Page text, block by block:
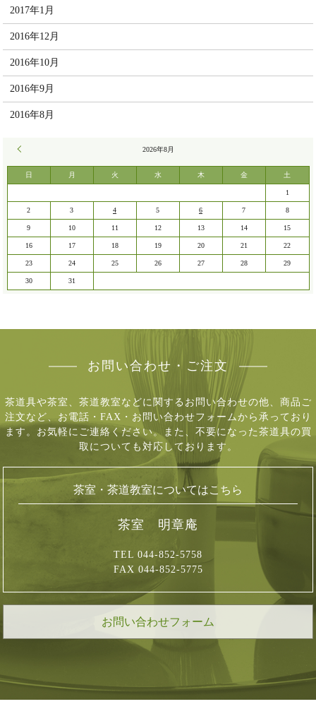
2017年1月
2016年12月
2016年10月
2016年9月
2016年8月
2026年8月
日 月 火 水 木 金 土
1
2 3 4 5 6 7 8
9 10 11 12 13 14 15
16 17 18 19 20 21 22
23 24 25 26 27 28 29
30 31
お問い合わせ・ご注文
茶道具や茶室、茶道教室などに関するお問い合わせの他、商品ご
注文など、 お電話・FAX・お問い合わせフォームから承っており
ます。お気軽にご連絡ください。 また、不要になった茶道具の買
取についても対応しております。
茶室・茶道教室についてはこちら
茶室 明章庵
TEL 044-852-5758
FAX 044-852-5775
お問い合わせフォーム